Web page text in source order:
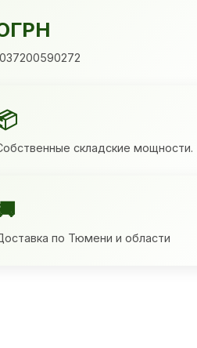
складские мощности.
по Тюмени и области